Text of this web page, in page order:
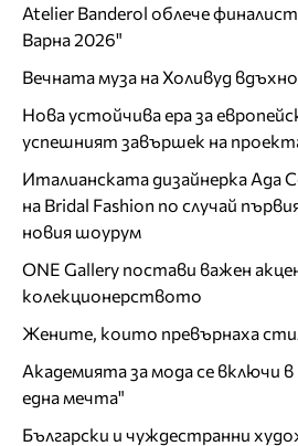
Atelier Banderol облече
Варна 2026"
Вечната муза на Холивуд
Нова устойчива ера за
успешният завършек на
Италианската дизайнерка Ада
на Bridal Fashion по случай
новия шоурум
ONE Gallery постави важен
колекционерството
Жените, които превърнаха
Академията за мода се включи
една мечта"
Български и чуждестранни